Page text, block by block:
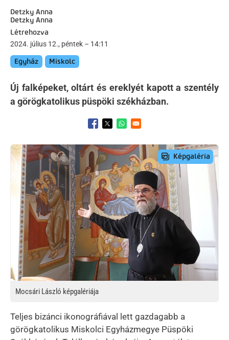
Detzky Anna
Detzky Anna
Létrehozva
2024. július 12., péntek – 14:11
Egyház Miskolc
Új falképeket, oltárt és ereklyét kapott a szentély
a görögkatolikus püspöki székházban.
Opens in a new window
Opens in a new window
Opens in a new window
Preview Image
Mocsári László képgalériája
Teljes bizánci ikonográfiával lett gazdagabb a
görögkatolikus Miskolci Egyházmegye Püspöki